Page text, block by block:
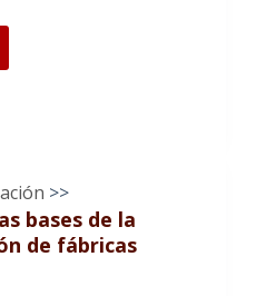
>>
bases de la
de fábricas